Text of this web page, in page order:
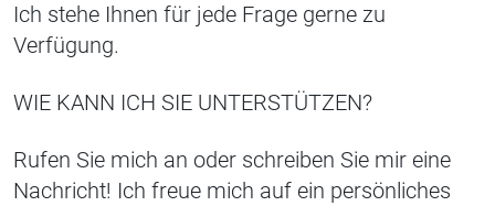
Ich stehe Ihnen für jede Frage gerne zu
Verfügung.
WIE KANN ICH SIE UNTERSTÜTZEN?
Rufen Sie mich an oder schreiben Sie mir eine
Nachricht! Ich freue mich auf ein persönliches